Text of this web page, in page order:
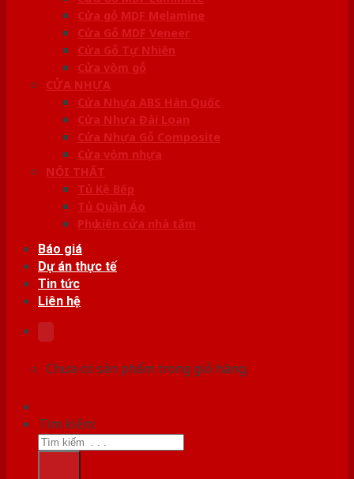
Cửa gỗ MDF Melamine
Cửa Gỗ MDF Veneer
Cửa Gỗ Tự Nhiên
Cửa vòm gỗ
CỬA NHỰA
Cửa Nhựa ABS Hàn Quốc
Cửa Nhựa Đài Loan
Cửa Nhựa Gỗ Composite
Cửa vòm nhựa
NỘI THẤT
Tủ Kệ Bếp
Tủ Quần Áo
Phụ kiện cửa nhà tắm
Báo giá
Dự án thực tế
Tin tức
Liên hệ
Chưa có sản phẩm trong giỏ hàng.
Tìm kiếm: